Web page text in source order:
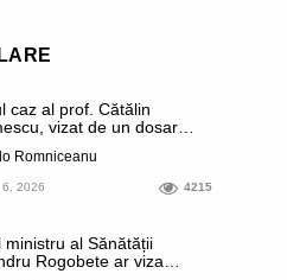
caz al prof. Cătălin
vizat de un dosar
Miroase a execuție
Cea mai imundă parte a
publică inclusiv documente
date ultra-personale
inclusiv
și tratamente
Romniceanu
2026 4215
ministru al Sănătății
Rogobete ar viza